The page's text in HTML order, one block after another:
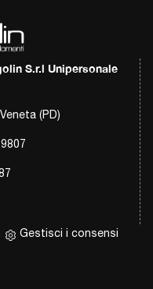
S.r.l Unipersonale
(PD)
Gestisci i consensi